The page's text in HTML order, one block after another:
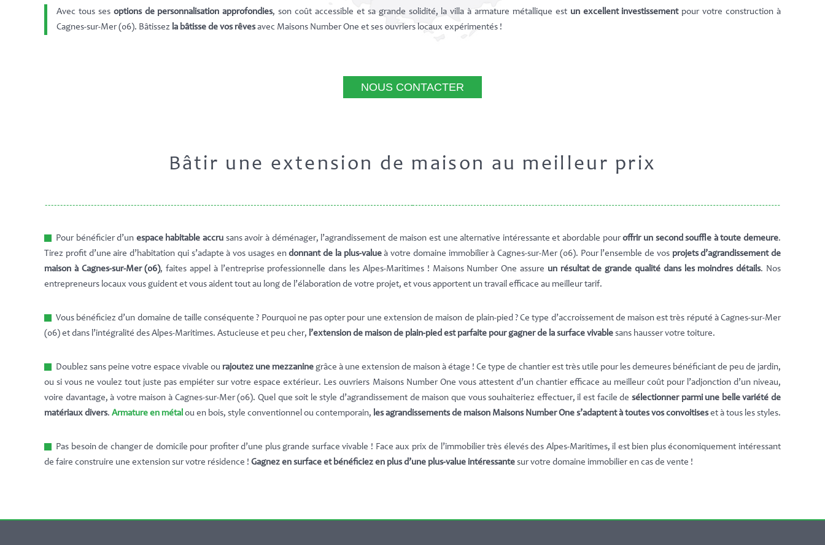
Avec tous ses options de personnalisation approfondies, son coût accessible et sa grande solidité, la villa à armature métallique est un excellent investissementpour votre construction à
Cagnes-sur-Mer (06). Bâtissez la bâtisse de vos rêvesavec Maisons Number One et ses ouvriers locaux expérimentés !
NOUS CONTACTER
Bâtir une extension de maison au meilleur prix
Pour bénéficier d’un espace habitable accru sans avoir à déménager, l’agrandissement de maison est une alternative intéressante et abordable pouroffrir un second souffle à toute demeure.
Tirez profit d’une aire d’habitation qui s’adapte à vos usages endonnant de la plus-valueà votre domaine immobilier à Cagnes-sur-Mer (06). Pour l’ensemble de vosprojets d’agrandissement de
maison à Cagnes-sur-Mer (06), faites appel à l’entreprise professionnelle dans les Alpes-Maritimes ! Maisons Number One assure un résultat de grande qualité dans les moindres détails. Nos
entrepreneurs locaux vous guident et vous aident tout au long de l’élaboration de votre projet, et vous apportent un travail efficace au meilleur tarif.
Vous bénéficiez d’un domaine de taille conséquente ? Pourquoi ne pas opter pour une extension de maison de plain-pied ? Ce type d’accroissement de maison est très réputé à Cagnes-sur-Mer
(06) et dans l’intégralité des Alpes-Maritimes. Astucieuse et peu cher, l’extension de maison de plain-pied est parfaite pour gagner de la surface vivable sans hausser votre toiture.
Doublez sans peine votre espace vivable ou rajoutez une mezzanine grâce à une extension de maison à étage ! Ce type de chantier est très utile pour les demeures bénéficiant de peu de jardin,
ou si vous ne voulez tout juste pas empiéter sur votre espace extérieur. Les ouvriers Maisons Number One vous attestent d’un chantier efficace au meilleur coût pour l’adjonction d’un niveau,
voire davantage, à votre maison à Cagnes-sur-Mer (06). Quel que soit le style d’agrandissement de maison que vous souhaiteriez effectuer, il est facile de sélectionner parmi une belle variété de
matériaux divers. Armature en métal ou en bois, style conventionnel ou contemporain, les agrandissements de maison Maisons Number One s’adaptent à toutes vos convoitiseset à tous les styles.
Pas besoin de changer de domicile pour profiter d’une plus grande surface vivable ! Face aux prix de l’immobilier très élevés des Alpes-Maritimes, il est bien plus économiquement intéressant
de faire construire une extension sur votre résidence ! Gagnez en surface et bénéficiez en plus d’une plus-value intéressante sur votre domaine immobilier en cas de vente !